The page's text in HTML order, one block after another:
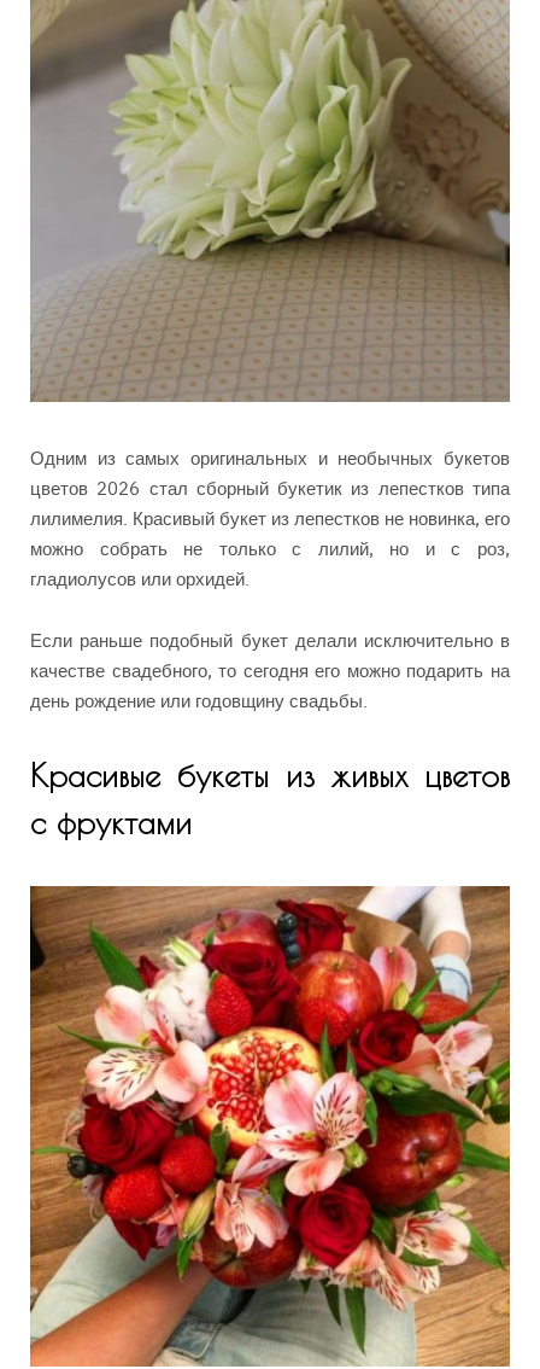
Одним из самых оригинальных и необычных букетов
цветов 2026 стал сборный букетик из лепестков типа
лилимелия. Красивый букет из лепестков не новинка, его
можно собрать не только с лилий, но и с роз,
гладиолусов или орхидей.
Если раньше подобный букет делали исключительно в
качестве свадебного, то сегодня его можно подарить на
день рождение или годовщину свадьбы.
Красивые букеты из живых цветов
с фруктами